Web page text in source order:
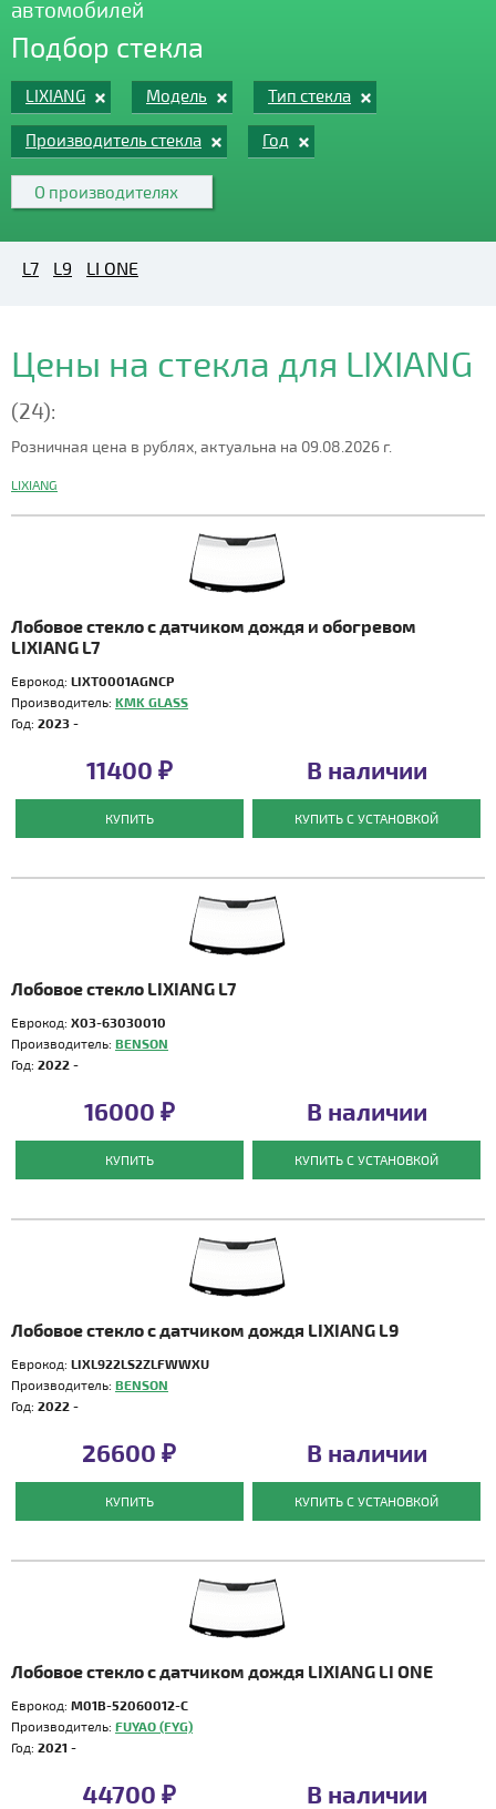
автомобилей
Подбор стекла
LIXIANG Модель Тип стекла
Производитель стекла Год
О производителях
L7 L9 LI ONE
Цены на стекла для LIXIANG
(24):
Розничная цена в рублях, актуальна на 09.08.2026 г.
LIXIANG
Лобовое стекло с датчиком дождя и обогревом
LIXIANG L7
Еврокод: LIXT0001AGNCP
Производитель: KMK GLASS
Год: 2023 -
11400 ₽
КУПИТЬ
В наличии
КУПИТЬ С УСТАНОВКОЙ
Лобовое стекло LIXIANG L7
Еврокод: X03-63030010
Производитель: BENSON
Год: 2022 -
16000 ₽
КУПИТЬ
В наличии
КУПИТЬ С УСТАНОВКОЙ
Лобовое стекло с датчиком дождя LIXIANG L9
Еврокод: LIXL922LS2ZLFWWXU
Производитель: BENSON
Год: 2022 -
26600 ₽
КУПИТЬ
В наличии
КУПИТЬ С УСТАНОВКОЙ
Лобовое стекло с датчиком дождя LIXIANG LI ONE
Еврокод: M01B-52060012-C
Производитель: FUYAO (FYG)
Год: 2021 -
44700 ₽ В наличии